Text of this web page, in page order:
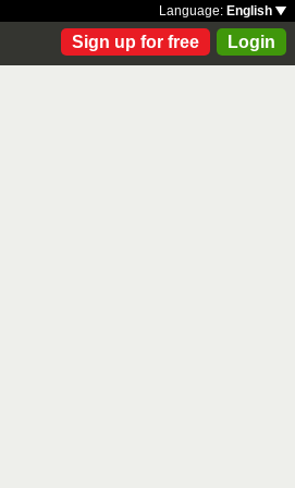
Language: English
Sign up for free Login